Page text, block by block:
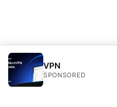
VPN
SPONSORED